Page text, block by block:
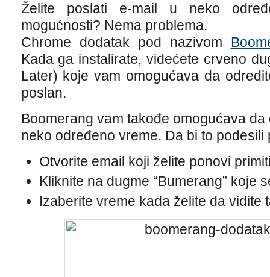
Želite poslati e-mail u neko
mogućnosti? Nema problema.
Chrome dodatak pod nazivom
Kada ga instalirate, videćete crveno
Later) koje vam omogućava da
poslan.
Boomerang vam takođe omogućava
neko određeno vreme. Da bi to podesili
Otvorite email koji želite ponovi
Kliknite na dugme “Bumerang” koje
Izaberite vreme kada želite da vidite